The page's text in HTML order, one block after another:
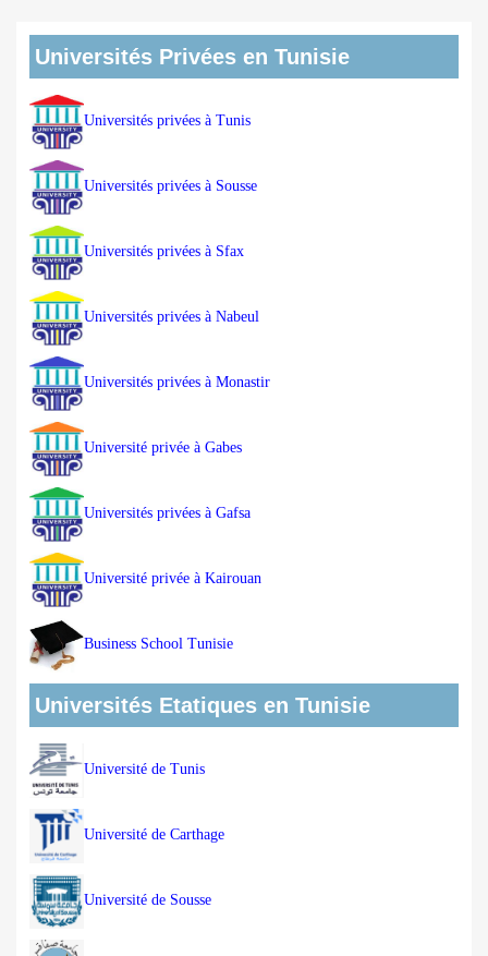
Universités Privées en Tunisie
Universités privées à Tunis
Universités privées à Sousse
Universités privées à Sfax
Universités privées à Nabeul
Universités privées à Monastir
Université privée à Gabes
Universités privées à Gafsa
Université privée à Kairouan
Business School Tunisie
Universités Etatiques en Tunisie
Université de Tunis
Université de Carthage
Université de Sousse